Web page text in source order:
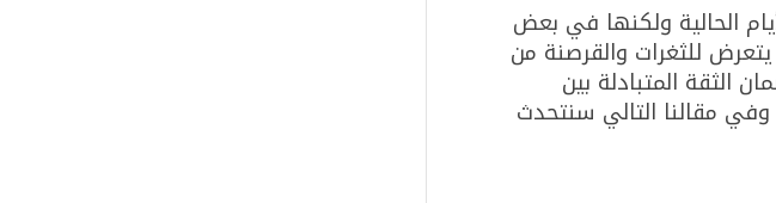
الحالية ولكنها في بعض
يتعرض للثغرات والقرصنة من
الثقة المتبادلة بين
مقالنا التالي سنتحدث